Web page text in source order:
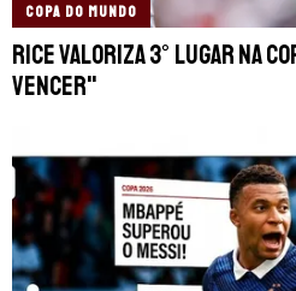
COPA DO MUNDO
Rice valoriza 3° lugar na
vencer"